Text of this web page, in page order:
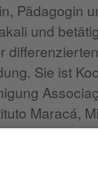
Pädagogin
und
Sie ist
Maracá,
das